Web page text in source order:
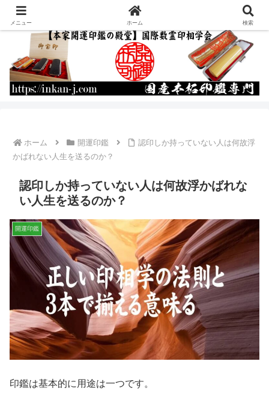
運命を書き換える開運印鑑の作成・通販
ホーム 開運印鑑
認印しか持っていない人は何故浮
かばれない人生を送るのか？
認印しか持っていない人は何故浮かばれな
い人生を送るのか？
開運印鑑
印鑑は基本的に用途は一つです。
メニュー ホーム 検索